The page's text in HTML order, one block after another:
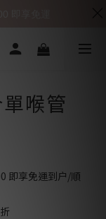
喉管
即享免運到户/順